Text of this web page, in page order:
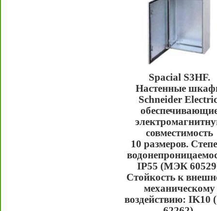
Spacial S3HF.
Настенные
Schneider
совместимость
10 размеров.
IP55 (МЭК
Стойкость к
механическому
воздействию: IK10